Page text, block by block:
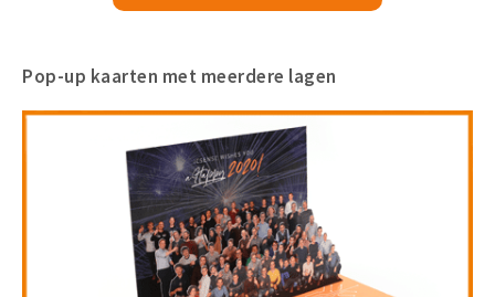
Pop-up kaarten met meerdere lagen